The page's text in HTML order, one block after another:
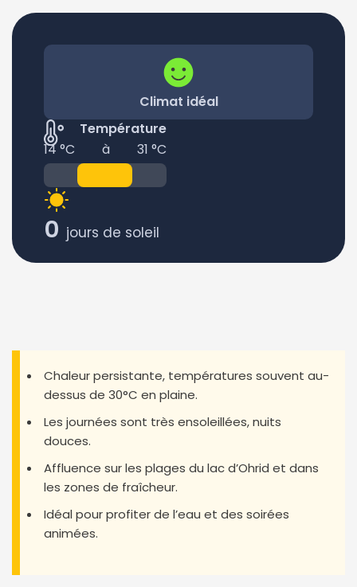
Climat idéal
Température
14 °C
à 31 °C
0 jours de soleil
Chaleur persistante, températures souvent au-
dessus de 30°C en plaine.
Les journées sont très ensoleillées, nuits
douces.
Affluence sur les plages du lac d’Ohrid et dans
les zones de fraîcheur.
Idéal pour profiter de l’eau et des soirées
animées.